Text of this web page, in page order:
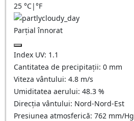
25 °C|°F
Parțial înnorat
Index UV: 1.1
Cantitatea de precipitații: 0 mm
Viteza vântului: 4.8 m/s
Umiditatea aerului: 48.3 %
Direcția vântului: Nord-Nord-Est
Presiunea atmosferică: 762 mm/Hg